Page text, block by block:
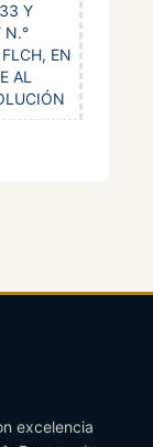
Y
N.°
EN
AL
excelencia